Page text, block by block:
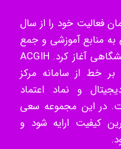
Hossein Znd
فعالیت خود را از سال
به منابع آموزشی و جمع
آوری کلیه مقالات و جزوات دانشگاهی آغاز کرد. ACGIH
خط از سامانه مرکز
و نماد اعتماد
در این مجموعه سعی
کیفیت ارایه شود و